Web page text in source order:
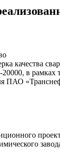
качества
в рамках
ПАО